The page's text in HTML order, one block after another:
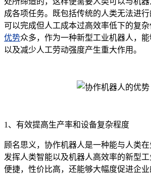
成各项任务。既包括传统的人类无法进
可以完成但人工成本过高效率低下的复杂
优势众多，作为一种新型工业机器人，
以及减少人工劳动强度产生重大作用。
1、有效提高生产率和设备复杂程度
顾名思义，协作机器人是一种能与人类
发挥人类智能以及机器人高效率的新型
便捷，性价比高，还能够大幅度促进企